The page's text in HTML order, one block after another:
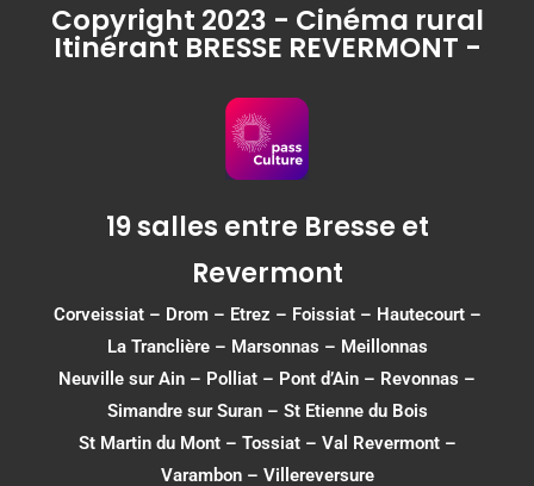
Copyright 2023 - Cinéma rural
Itinérant BRESSE REVERMONT -
19 salles entre Bresse et
Revermont
Corveissiat– Drom– Etrez – Foissiat– Hautecourt–
La Tranclière – Marsonnas – Meillonnas
Neuville sur Ain – Polliat – Pont d’Ain – Revonnas –
Simandre sur Suran– St Etienne du Bois
St Martin du Mont– Tossiat– Val Revermont–
Varambon– Villereversure